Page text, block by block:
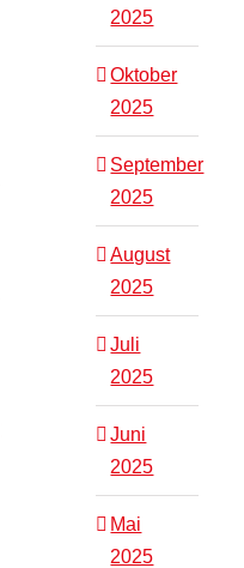
2025
Oktober
2025
September
2025
August
2025
Juli
2025
Juni
2025
Mai
2025